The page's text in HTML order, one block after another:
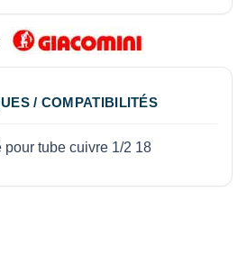
/ COMPATIBILITÉS
pour tube cuivre 1/2 18